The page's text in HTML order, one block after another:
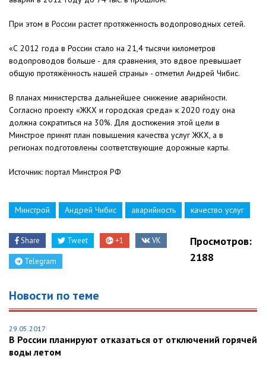
При этом в России растет протяженность водопроводных сетей.
«С 2012 года в России стало на 21,4 тысячи километров
водопроводов больше - для сравнения, это вдвое превышает
общую протяжённость нашей страны» - отметил Андрей Чибис.
В планах министерства дальнейшее снижение аварийности.
Согласно проекту «ЖКХ и городская среда» к 2020 году она
должна сократиться на 30%. Для достижения этой цели в
Минстрое принят план повышения качества услуг ЖКХ, а в
регионах подготовлены соответствующие дорожные карты.
Источник: портал Минстроя РФ
Минстрой Андрей Чибис аварийность качество услуг
Share Tweet +1 VK
Telegram
Просмотров:
2188
Новости по теме
29.05.2017
В России планируют отказаться от отключений горячей
воды летом